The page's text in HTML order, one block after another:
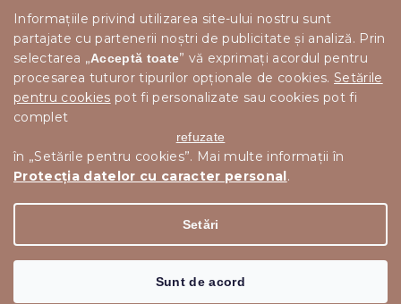
Informațiile privind utilizarea site-ului nostru sunt
partajate cu partenerii noștri de publicitate și analiză. Prin
selectarea „Acceptă toate” vă exprimați acordul pentru
procesarea tuturor tipurilor opționale de cookies. Setările
pentru cookies pot fi personalizate sau cookies pot fi
complet
refuzate
în „Setările pentru cookies”. Mai multe informații în
Protecția datelor cu caracter personal.
Setări
Sunt de acord
Creat de Shoptet Premium